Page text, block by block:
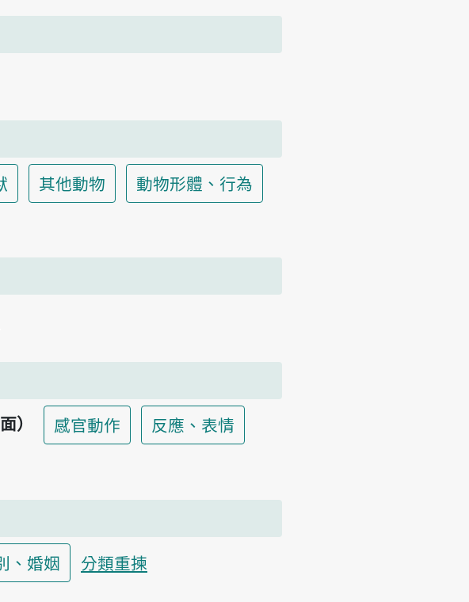
其他動物
動物形體、行為
） 感官動作
反應、表情
、婚姻 分類重揀